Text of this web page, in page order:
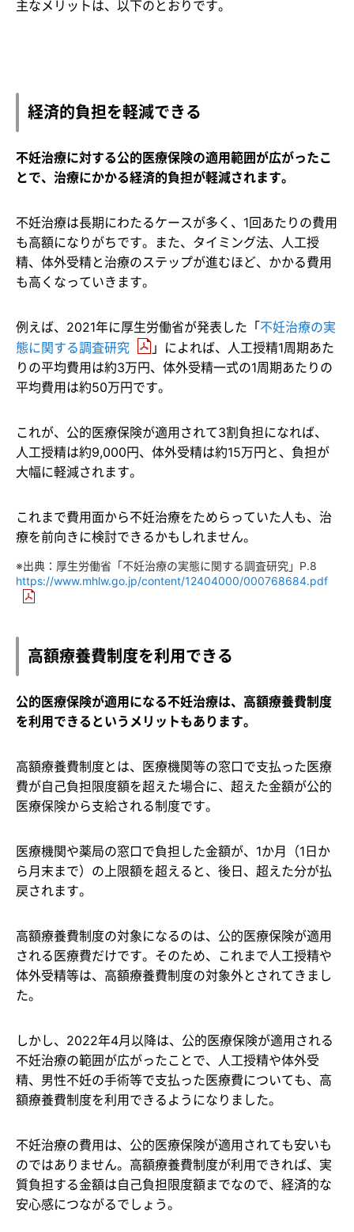
主なメリットは、以下のとおりです。
経済的負担を軽減できる
不妊治療に対する公的医療保険の適用範囲が広がったこ
とで、治療にかかる経済的負担が軽減されます。
不妊治療は長期にわたるケースが多く、1回あたりの費用
も高額になりがちです。また、タイミング法、人工授
精、体外受精と治療のステップが進むほど、かかる費用
も高くなっていきます。
例えば、2021年に厚生労働省が発表した「不妊治療の実
態に関する調査研究
」によれば、人工授精1周期あた
りの平均費用は約3万円、体外受精一式の1周期あたりの
平均費用は約50万円です。
これが、公的医療保険が適用されて3割負担になれば、
人工授精は約9,000円、体外受精は約15万円と、負担が
大幅に軽減されます。
これまで費用面から不妊治療をためらっていた人も、治
療を前向きに検討できるかもしれません。
※出典：厚生労働省「不妊治療の実態に関する調査研究」P.8
https://www.mhlw.go.jp/content/12404000/000768684.pdf
高額療養費制度を利用できる
公的医療保険が適用になる不妊治療は、高額療養費制度
を利用できるというメリットもあります。
高額療養費制度とは、医療機関等の窓口で支払った医療
費が自己負担限度額を超えた場合に、超えた金額が公的
医療保険から支給される制度です。
医療機関や薬局の窓口で負担した金額が、1か月（1日か
ら月末まで）の上限額を超えると、後日、超えた分が払
戻されます。
高額療養費制度の対象になるのは、公的医療保険が適用
される医療費だけです。そのため、これまで人工授精や
体外受精等は、高額療養費制度の対象外とされてきまし
た。
しかし、2022年4月以降は、公的医療保険が適用される
不妊治療の範囲が広がったことで、人工授精や体外受
精、男性不妊の手術等で支払った医療費についても、高
額療養費制度を利用できるようになりました。
不妊治療の費用は、公的医療保険が適用されても安いも
のではありません。高額療養費制度が利用できれば、実
質負担する金額は自己負担限度額までなので、経済的な
安心感につながるでしょう。